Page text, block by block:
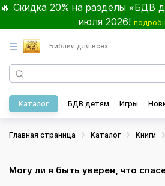
🔥 Скидка 20% на разделы «БДВ
июля 2026!
☰ Библия для всех
Каталог БДВ детям Игры
Главная страница Каталог Книги
Могу ли я быть уверен, что